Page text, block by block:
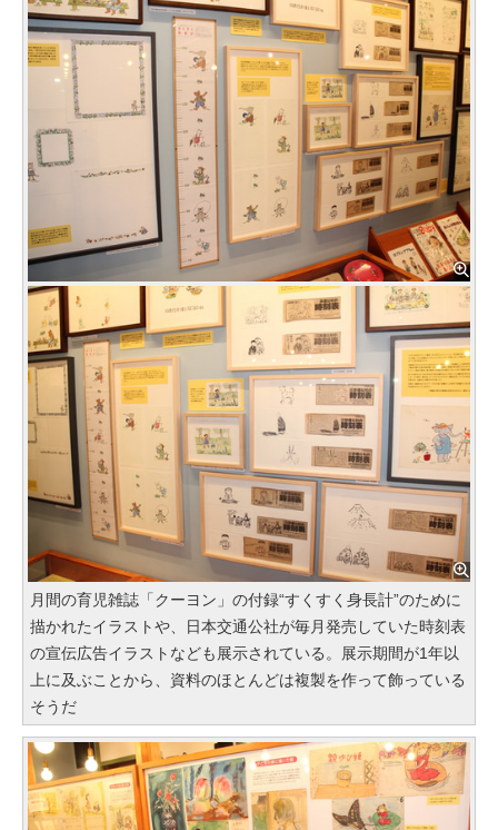
月間の育児雑誌「クーヨン」の付録“すくすく身長計”のために
描かれたイラストや、日本交通公社が毎月発売していた時刻表
の宣伝広告イラストなども展示されている。展示期間が1年以
上に及ぶことから、資料のほとんどは複製を作って飾っている
そうだ